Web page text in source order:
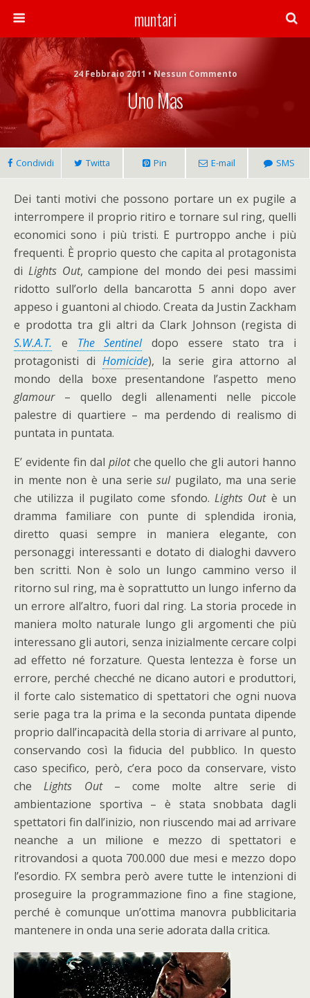
muntari
24 Febbraio 2011 • Nessun Commento
Uno Mas
Condividi Twitta Pin E-mail SMS
Dei tanti motivi che possono portare un ex pugile a
interrompere il proprio ritiro e tornare sul ring, quelli
economici sono i più tristi. E purtroppo anche i più
frequenti. È proprio questo che capita al protagonista
di Lights Out, campione del mondo dei pesi massimi
ridotto sull’orlo della bancarotta 5 anni dopo aver
appeso i guantoni al chiodo. Creata da Justin Zackham
e prodotta tra gli altri da Clark Johnson (regista di
S.W.A.T. e The Sentineldopo essere stato tra i
protagonisti diHomicide), la serie gira attorno al
mondo della boxe presentandone l’aspetto meno
glamour– quello degli allenamenti nelle piccole
palestre di quartiere – ma perdendo di realismo di
puntata in puntata.
E’ evidente fin dal pilotche quello che gli autori hanno
in mente non è una serie sulpugilato, ma una serie
che utilizza il pugilato come sfondo. Lights Outè un
dramma familiare con punte di splendida ironia,
diretto quasi sempre in maniera elegante, con
personaggi interessanti e dotato di dialoghi davvero
ben scritti. Non è solo un lungo cammino verso il
ritorno sul ring, ma è soprattutto un lungo inferno da
un errore all’altro, fuori dal ring. La storia procede in
maniera molto naturale lungo gli argomenti che più
interessano gli autori, senza inizialmente cercare colpi
ad effetto né forzature. Questa lentezza è forse un
errore, perché checché ne dicano autori e produttori,
il forte calo sistematico di spettatori che ogni nuova
serie paga tra la prima e la seconda puntata dipende
proprio dall’incapacità della storia di arrivare al punto,
conservando così la fiducia del pubblico. In questo
caso specifico, però, c’era poco da conservare, visto
cheLights Out– come molte altre serie di
ambientazione sportiva – è stata snobbata dagli
spettatori fin dall’inizio, non riuscendo mai ad arrivare
neanche a un milione e mezzo di spettatori e
ritrovandosi a quota 700.000 due mesi e mezzo dopo
l’esordio. FX sembra però avere tutte le intenzioni di
proseguire la programmazione fino a fine stagione,
perché è comunque un’ottima manovra pubblicitaria
mantenere in onda una serie adorata dalla critica.